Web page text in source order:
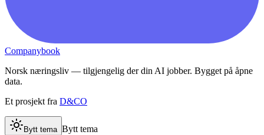
Companybook
Norsk næringsliv — tilgjengelig der din AI jobber. Bygget på åpne
data.
Et prosjekt fra D&CO
Bytt tema Bytt tema